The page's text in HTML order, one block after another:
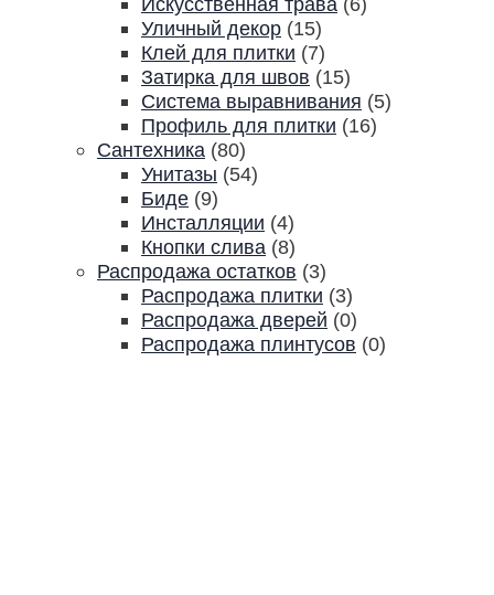
Уличный декор (15)
Клей для плитки (7)
Затирка для швов (15)
Система выравнивания (5)
Профиль для плитки (16)
Сантехника (80)
Унитазы (54)
Биде (9)
Инсталляции (4)
Кнопки слива (8)
Распродажа остатков (3)
Распродажа плитки (3)
Распродажа дверей (0)
Распродажа плинтусов (0)